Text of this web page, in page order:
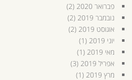
פברואר 2020
(2)
נובמבר 2019
(2)
אוגוסט 2019
(2)
יוני 2019
(1)
מאי 2019
(1)
אפריל 2019
(3)
מרץ 2019
(1)